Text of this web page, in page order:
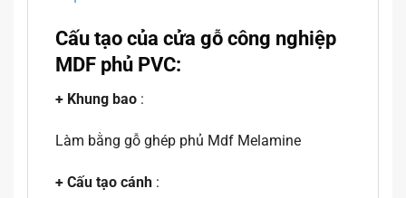
Cấu tạo của cửa gỗ công nghiệp
MDF phủ PVC:
+ Khung bao :
Làm bằng gỗ ghép phủ Mdf Melamine
+ Cấu tạo cánh :